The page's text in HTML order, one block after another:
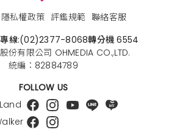
隱私權政策 評鑑規範 聯絡客服
線:(02)2377-8068轉分機 6554
份有限公司 OHMEDIA CO.,LTD.
統編：82884789
FOLLOW US